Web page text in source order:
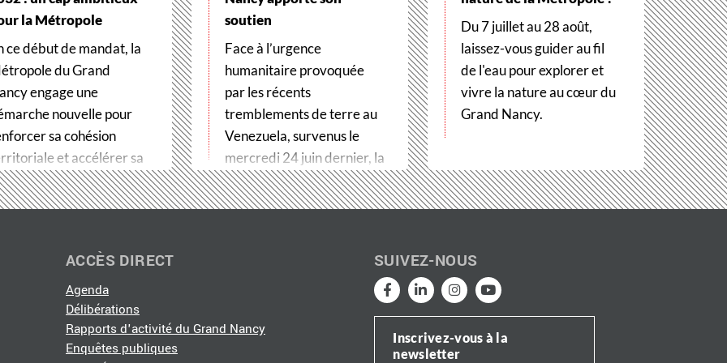
la Métropole
ce début de mandat, la
du Grand
engage une
nouvelle pour
sa cohésion
et accélérer sa
soutien
Face à l’urgence
humanitaire provoquée
par les récents
tremblements de terre au
Venezuela, survenus le
mercredi 24 juin dernier, la
Métropole du Grand…
Du 7 juillet au 28 août,
laissez-vous guider au fil
de l'eau pour explorer et
vivre la nature au cœur du
Grand Nancy.
ACCÈS DIRECT
Agenda
Délibérations
Rapports d'activité du Grand Nancy
Enquêtes publiques
SUIVEZ-NOUS
Inscrivez-vous à la
newsletter